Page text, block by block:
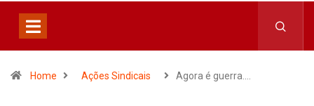
Home Ações Sindicais Agora é guerra.…